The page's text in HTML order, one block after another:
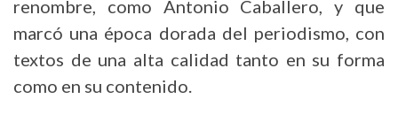
renombre, como Antonio Caballero, y que
marcó una época dorada del periodismo, con
textos de una alta calidad tanto en su forma
como en su contenido.